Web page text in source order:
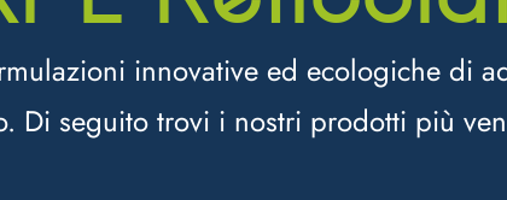
innovative ed ecologiche di
Di seguito trovi i nostri prodotti più